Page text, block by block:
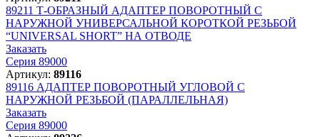
89211 Т-ОБРАЗНЫЙ АДАПТЕР ПОВОРОТНЫЙ С
НАРУЖНОЙ УНИВЕРСАЛЬНОЙ КОРОТКОЙ РЕЗЬБОЙ
“UNIVERSAL SHORT” НА ОТВОДЕ
Заказать
Серия 89000
Артикул: 89116
89116 АДАПТЕР ПОВОРОТНЫЙ УГЛОВОЙ С
НАРУЖНОЙ РЕЗЬБОЙ (ПАРАЛЛЕЛЬНАЯ)
Заказать
Серия 89000